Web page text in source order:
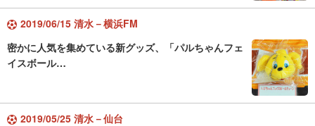
2019/06/15 清水－横浜FM
密かに人気を集めている新グッズ、「パルちゃんフェ
イスボール…
2019/05/25 清水－仙台